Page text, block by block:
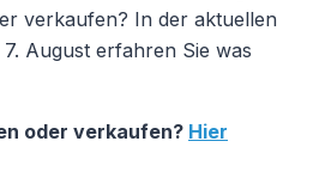
verkaufen? In der aktuellen
August erfahren Sie was
oder verkaufen? Hier